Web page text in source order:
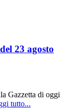
23 agosto
Gazzetta di oggi
tutto...